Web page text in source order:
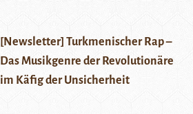
[Newsletter] Turkmenischer Rap –
Das Musikgenre der Revolutionäre
im Käfig der Unsicherheit